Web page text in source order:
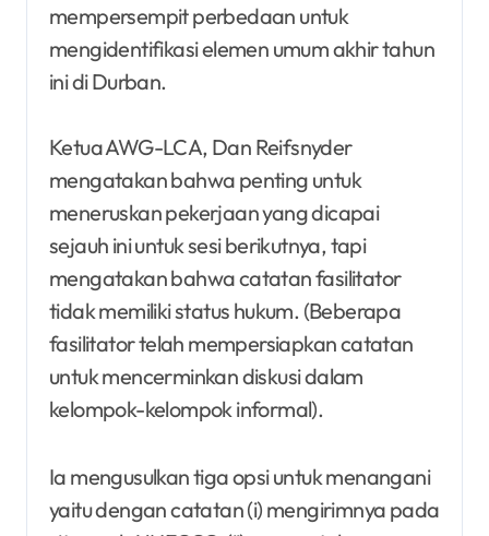
mempersempit perbedaan untuk
mengidentifikasi elemen umum akhir tahun
ini di Durban.
Ketua AWG-LCA, Dan Reifsnyder
mengatakan bahwa penting untuk
meneruskan pekerjaan yang dicapai
sejauh ini untuk sesi berikutnya, tapi
mengatakan bahwa catatan fasilitator
tidak memiliki status hukum. (Beberapa
fasilitator telah mempersiapkan catatan
untuk mencerminkan diskusi dalam
kelompok-kelompok informal).
Ia mengusulkan tiga opsi untuk menangani
yaitu dengan catatan (i) mengirimnya pada